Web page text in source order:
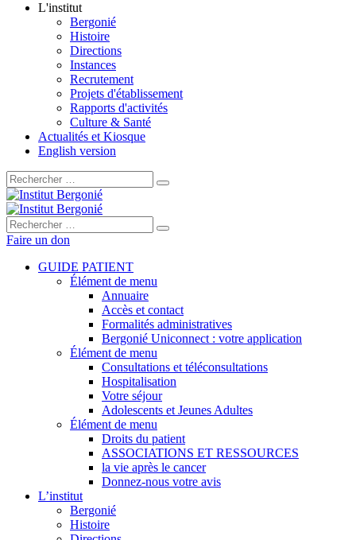
L'institut
Bergonié
Histoire
Directions
Instances
Recrutement
Projets d'établissement
Rapports d'activités
Culture & Santé
Actualités et Kiosque
English version
Rechercher :
Rechercher :
Faire un don
GUIDE PATIENT
Élément de menu
Annuaire
Accès et contact
Formalités administratives
Bergonié Uniconnect : votre application
Élément de menu
Consultations et téléconsultations
Hospitalisation
Votre séjour
Adolescents et Jeunes Adultes
Élément de menu
Droits du patient
ASSOCIATIONS ET RESSOURCES
la vie après le cancer
Donnez-nous votre avis
L’institut
Bergonié
Histoire